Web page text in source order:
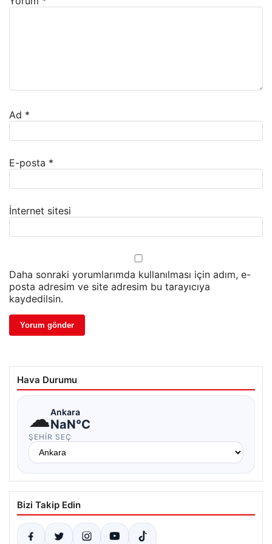
Ad *
E-posta *
İnternet sitesi
Daha sonraki yorumlarımda kullanılması için adım, e-
posta adresim ve site adresim bu tarayıcıya
kaydedilsin.
Hava Durumu
☁Ankara
NaN°C
ŞEHIR SEÇ
Bizi Takip Edin